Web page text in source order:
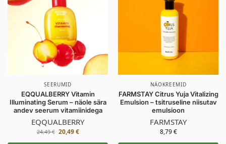
SEERUMID
EQQUALBERRY Vitamin
Illuminating Serum – näole sära
andev seerum vitamiinidega
EQQUALBERRY
24,49€ 20,49€
NÄOKREEMID
FARMSTAY Citrus Yuja Vitalizing
Emulsion – tsitruseline niisutav
emulsioon
FARMSTAY
8,79€